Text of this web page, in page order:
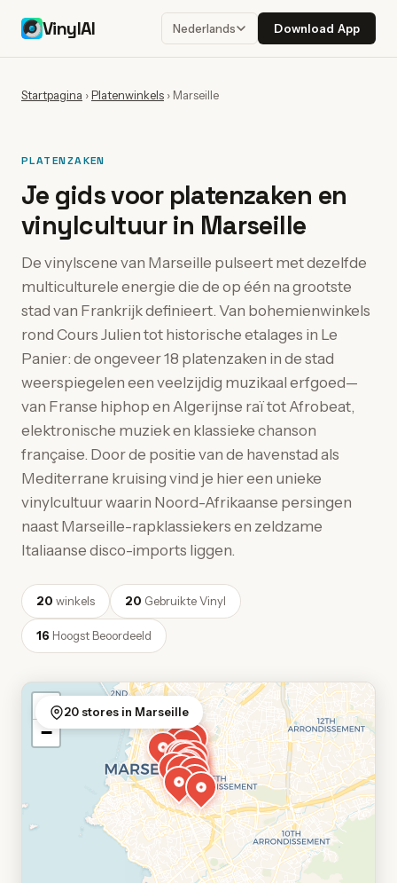
VinylAI Nederlands Download App
Startpagina ›Platenwinkels › Marseille
PLATENZAKEN
Je gids voor platenzaken en
vinylcultuur in Marseille
De vinylscene van Marseille pulseert met dezelfde
multiculturele energie die de op één na grootste
stad van Frankrijk definieert. Van bohemienwinkels
rond Cours Julien tot historische etalages in Le
Panier: de ongeveer 18 platenzaken in de stad
weerspiegelen een veelzijdig muzikaal erfgoed—
van Franse hiphop en Algerijnse raï tot Afrobeat,
elektronische muziek en klassieke chanson
française. Door de positie van de havenstad als
Mediterrane kruising vind je hier een unieke
vinylcultuur waarin Noord-Afrikaanse persingen
naast Marseille-rapklassiekers en zeldzame
Italiaanse disco-imports liggen.
20 winkels 20 Gebruikte Vinyl
16 Hoogst Beoordeeld
+
−
20 stores in Marseille